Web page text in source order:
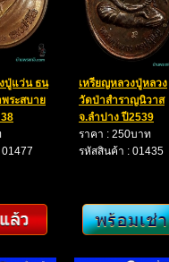
ปู่แว่น ธน
ระสบาย
เหรียญหลวงปู่หลวง
วัดป่าสำราญนิวาส
จ.ลำปาง ปี2539
ราคา : 250บาท
รหัสสินค้า : 01435